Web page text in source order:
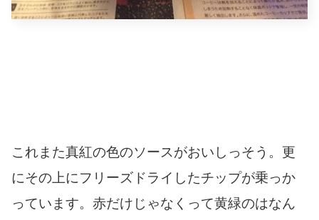
これまた真紅の色のソースがおいしっそう。更
にその上にフリーズドライしたチップが乗っか
っています。赤だけじゃなくって黄緑のはなん